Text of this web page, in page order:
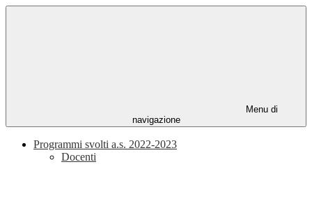
Menu di
navigazione
Programmi svolti a.s. 2022-2023
Docenti